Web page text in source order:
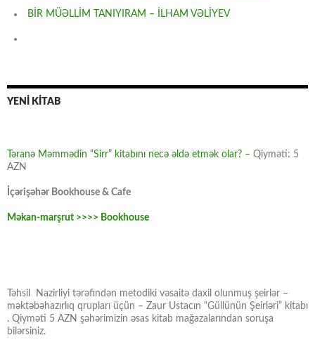
BİR MÜƏLLİM TANIYIRAM – İLHAM VƏLİYEV
YENİ KİTAB
Təranə Məmmədin “Sirr” kitabını necə əldə etmək olar? – Qiyməti: 5
AZN
İçərişəhər Bookhouse & Cafe
Məkan-marşrut >>>> Bookhouse
Təhsil Nazirliyi tərəfindən metodiki vəsaitə daxil olunmuş şeirlər –
məktəbəhazırlıq qrupları üçün – Zaur Ustacın “Güllünün Şeirləri” kitabı
. Qiyməti 5 AZN şəhərimizin əsas kitab mağazalarından soruşa
bilərsiniz.